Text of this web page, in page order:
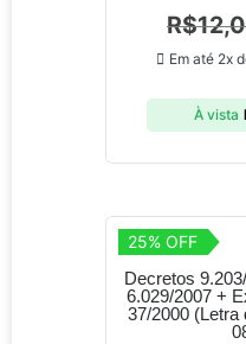
R$
Em até 2x
À vista
25% OFF
Decretos
6.029/2007 +
37/2000 (Letra